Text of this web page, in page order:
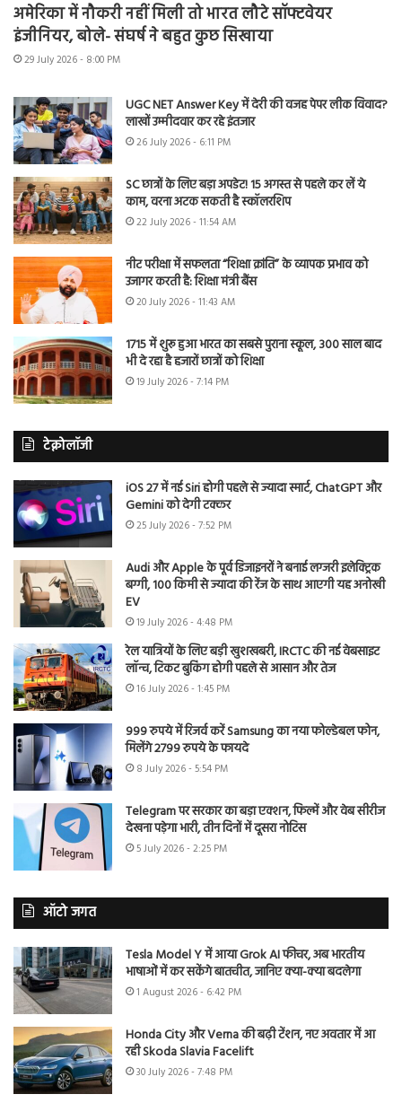
अमेरिका में नौकरी नहीं मिली तो भारत लौटे सॉफ्टवेयर
इंजीनियर, बोले- संघर्ष ने बहुत कुछ सिखाया
29 July 2026 - 8:00 PM
UGC NET Answer Key में देरी की वजह पेपर लीक विवाद?
लाखों उम्मीदवार कर रहे इंतजार
26 July 2026 - 6:11 PM
SC छात्रों के लिए बड़ा अपडेट! 15 अगस्त से पहले कर लें ये
काम, वरना अटक सकती है स्कॉलरशिप
22 July 2026 - 11:54 AM
नीट परीक्षा में सफलता “शिक्षा क्रांति” के व्यापक प्रभाव को
उजागर करती है: शिक्षा मंत्री बैंस
20 July 2026 - 11:43 AM
1715 में शुरू हुआ भारत का सबसे पुराना स्कूल, 300 साल बाद
भी दे रहा है हजारों छात्रों को शिक्षा
19 July 2026 - 7:14 PM
टेक्नोलॉजी
iOS 27 में नई Siri होगी पहले से ज्यादा स्मार्ट, ChatGPT और
Gemini को देगी टक्कर
25 July 2026 - 7:52 PM
Audi और Apple के पूर्व डिजाइनरों ने बनाई लग्जरी इलेक्ट्रिक
बग्गी, 100 किमी से ज्यादा की रेंज के साथ आएगी यह अनोखी
EV
19 July 2026 - 4:48 PM
रेल यात्रियों के लिए बड़ी खुशखबरी, IRCTC की नई वेबसाइट
लॉन्च, टिकट बुकिंग होगी पहले से आसान और तेज
16 July 2026 - 1:45 PM
999 रुपये में रिजर्व करें Samsung का नया फोल्डेबल फोन,
मिलेंगे 2799 रुपये के फायदे
8 July 2026 - 5:54 PM
Telegram पर सरकार का बड़ा एक्शन, फिल्में और वेब सीरीज
देखना पड़ेगा भारी, तीन दिनों में दूसरा नोटिस
5 July 2026 - 2:25 PM
ऑटो जगत
Tesla Model Y में आया Grok AI फीचर, अब भारतीय
भाषाओं में कर सकेंगे बातचीत, जानिए क्या-क्या बदलेगा
1 August 2026 - 6:42 PM
Honda City और Verna की बढ़ी टेंशन, नए अवतार में आ
रही Skoda Slavia Facelift
30 July 2026 - 7:48 PM